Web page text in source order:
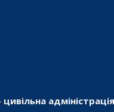
адміністрація